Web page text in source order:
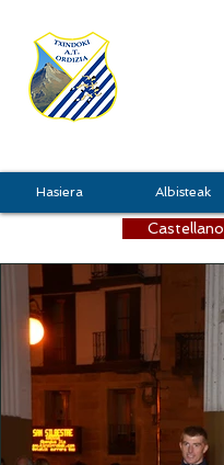
Castellano
Hasiera Albisteak